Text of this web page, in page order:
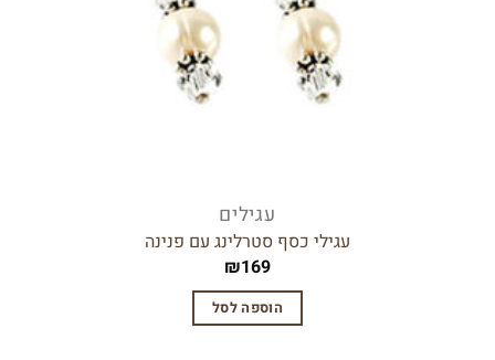
עגילים
עגילי כסף סטרלינג עם פנינה
₪169
הוספה לסל